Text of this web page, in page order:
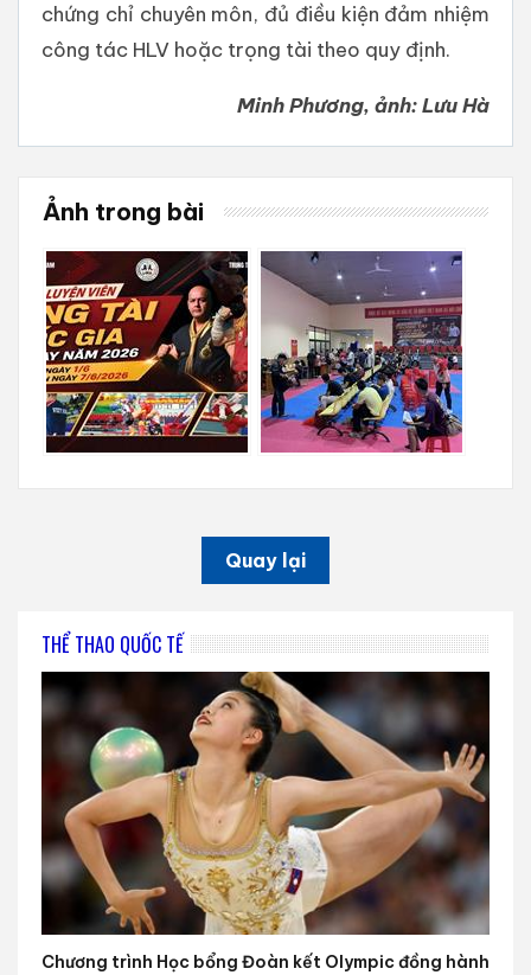
chứng chỉ chuyên môn, đủ điều kiện đảm nhiệm
công tác HLV hoặc trọng tài theo quy định.
Minh Phương, ảnh: Lưu Hà
Ảnh trong bài
Quay lại
THỂ THAO QUỐC TẾ
Chương trình Học bổng Đoàn kết Olympic đồng hành